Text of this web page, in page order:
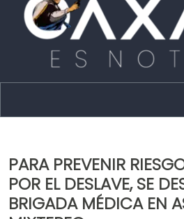
Capital
Policíaca
PARA PREVENIR
POR EL DESLAVE, SE
BRIGADA MÉDICA EN